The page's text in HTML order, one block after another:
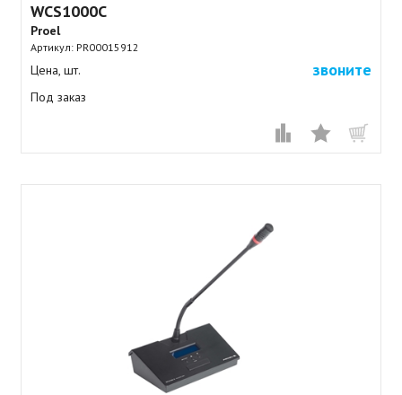
WCS1000C
Proel
Артикул: PR00015912
Цена, шт. звоните
Под заказ